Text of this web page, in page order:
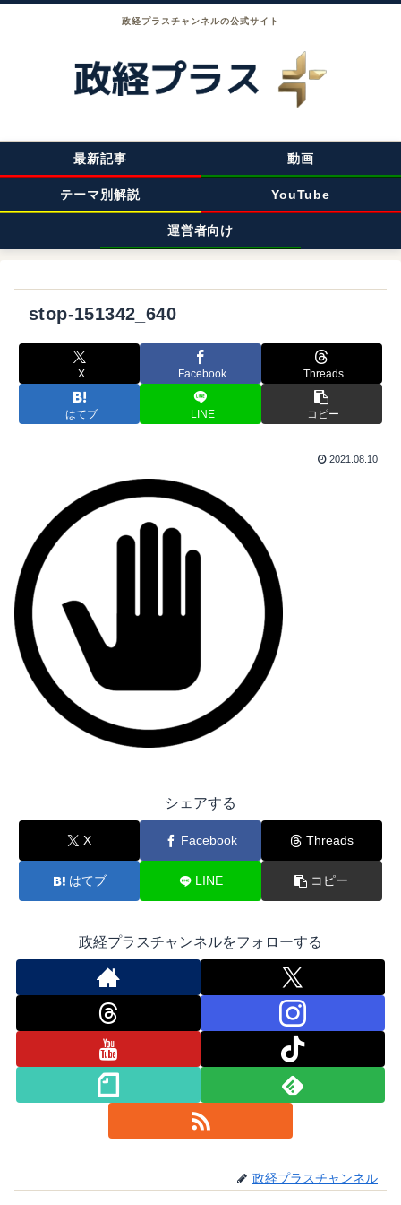
政経プラスチャンネルの公式サイト
最新記事 動画
テーマ別解説 YouTube
運営者向け
stop-151342_640
X Facebook Threads
はてブ LINE コピー
2021.08.10
シェアする
X Facebook Threads
はてブ LINE コピー
政経プラスチャンネルをフォローする
政経プラスチャンネル